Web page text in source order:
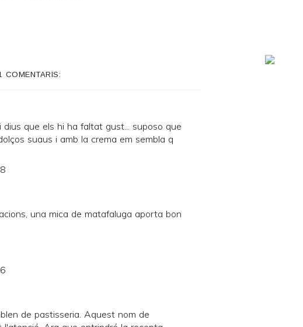
COMENTARIS:
que els hi ha faltat gust... suposo que
suaus i amb la crema em sembla q
una mica de matafaluga aporta bon
de pastisseria. Aquest nom de